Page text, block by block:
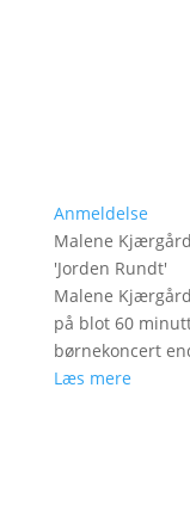
Anmeldelse
Malene Kjærgård
'Jorden Rundt'
Malene
på blot 60
børnekoncert
Læs mere